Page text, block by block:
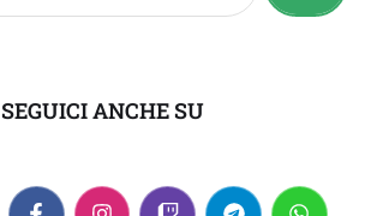
SEGUICI ANCHE SU